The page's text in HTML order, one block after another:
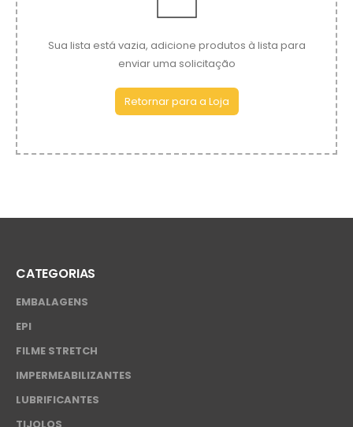
Sua lista está vazia, adicione produtos à lista para
enviar uma solicitação
Retornar para a Loja
CATEGORIAS
EMBALAGENS
EPI
FILME STRETCH
IMPERMEABILIZANTES
LUBRIFICANTES